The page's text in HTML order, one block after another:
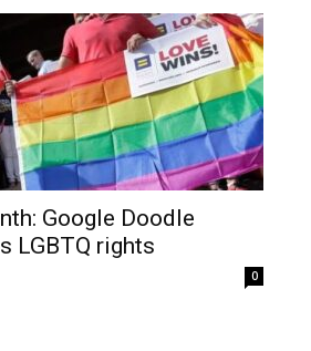
Google Doodle
LGBTQ rights
0